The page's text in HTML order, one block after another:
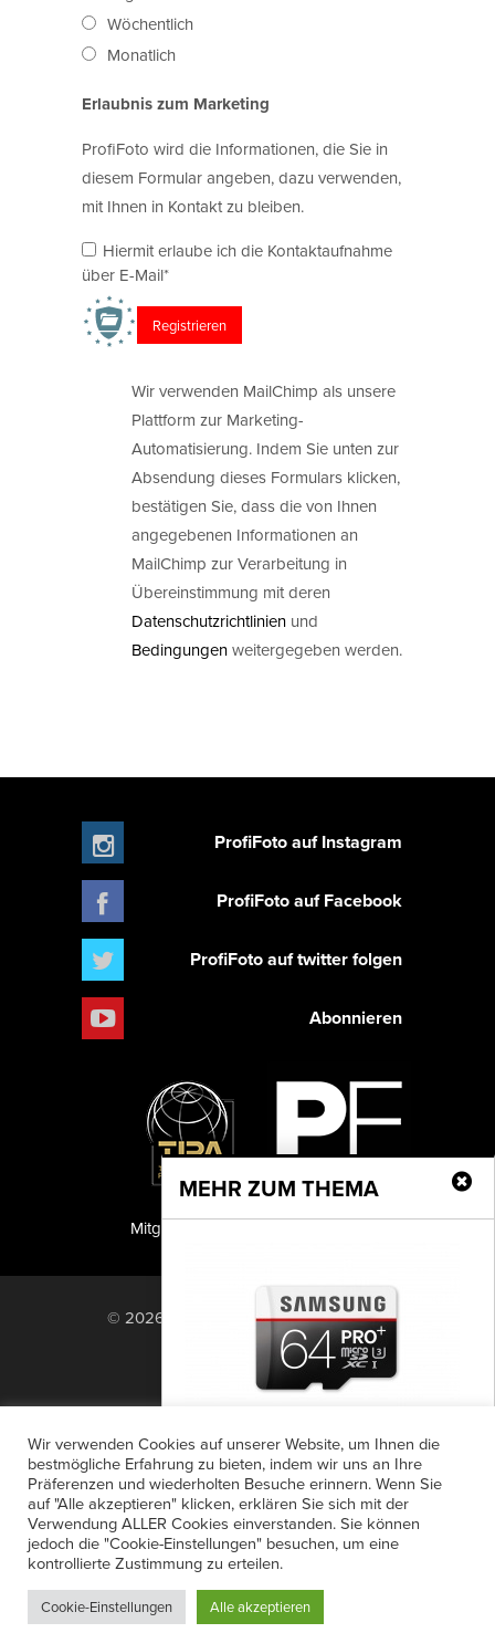
Wöchentlich
Monatlich
Erlaubnis zum Marketing
ProfiFoto wird die Informationen, die Sie in
diesem Formular angeben, dazu verwenden,
mit Ihnen in Kontakt zu bleiben.
Hiermit erlaube ich die Kontaktaufnahme
über E-Mail*
Wir verwenden MailChimp als unsere
Plattform zur Marketing-
Automatisierung. Indem Sie unten zur
Absendung dieses Formulars klicken,
bestätigen Sie, dass die von Ihnen
angegebenen Informationen an
MailChimp zur Verarbeitung in
Übereinstimmung mit deren
Datenschutzrichtlinien und
Bedingungenweitergegeben werden.
MEHR ZUM THEMA
PRO Plus und EVO
PlusSpeicherkarten
Die beiden PRO Plus-Modelle sind
speziell für Filmer und Fotografen
ausgelegt, die UHD-Inhalte mit
Profikameras aufnehmen....
ProfiFoto auf Instagram
ProfiFoto auf Facebook
ProfiFoto auf twitter folgen
Abonnieren
Mitglied der TIPA
© 2026 PF Publishing GmbH. All rights
reserved.
Nach oben
Anzeigensuche
Shop
Zahlungsarten
Widerrufsbelehrung
Datenschutz
AGB
Newsletter-Anmeldung
Verträge hier kündigen
Mein Account
Passwort vergessen
Wir verwenden Cookies auf unserer Website, um Ihnen die
bestmögliche Erfahrung zu bieten, indem wir uns an Ihre
Präferenzen und wiederholten Besuche erinnern. Wenn Sie
auf "Alle akzeptieren" klicken, erklären Sie sich mit der
Verwendung ALLER Cookies einverstanden. Sie können
jedoch die "Cookie-Einstellungen" besuchen, um eine
kontrollierte Zustimmung zu erteilen.
Cookie-Einstellungen Alle akzeptieren